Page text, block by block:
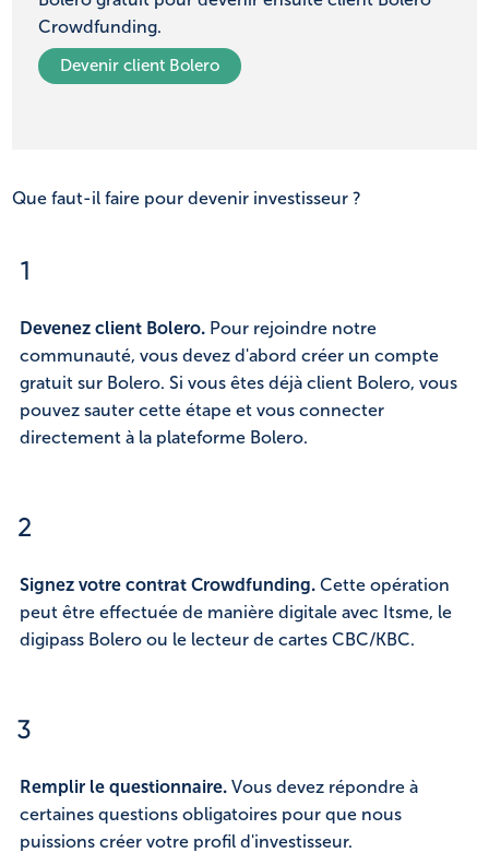
Crowdfunding.
Devenir client Bolero
Que faut-il faire pour devenir investisseur ?
1
Devenez client Bolero. Pour rejoindre notre
communauté, vous devez d'abord créer un compte
gratuit sur Bolero. Si vous êtes déjà client Bolero, vous
pouvez sauter cette étape et vous connecter
directement à la plateforme Bolero.
2
Signez votre contrat Crowdfunding. Cette opération
peut être effectuée de manière digitale avec Itsme, le
digipass Bolero ou le lecteur de cartes CBC/KBC.
3
Remplir le questionnaire. Vous devez répondre à
certaines questions obligatoires pour que nous
puissions créer votre profil d'investisseur.